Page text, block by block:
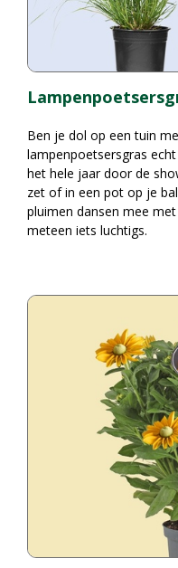
Ben je dol op een tuin
lampenpoetsersgras
het hele jaar door de
zet of in een pot op je
pluimen dansen mee
meteen iets luchtigs.